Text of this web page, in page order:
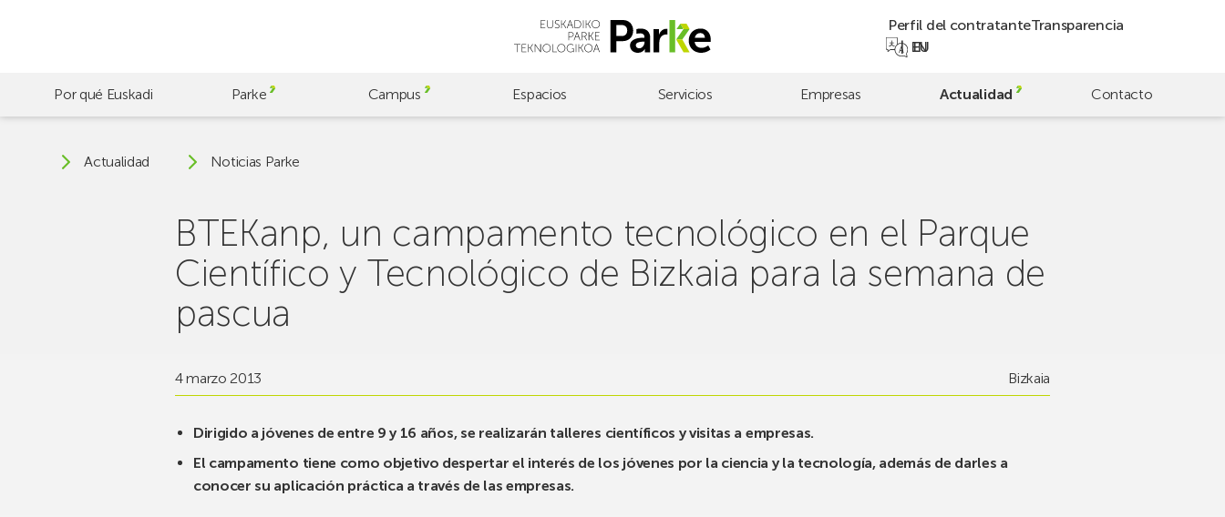
Perfil del contratanteTransparencia
EU
EN
Por qué Euskadi Parke Campus Espacios Servicios Empresas Actualidad Contacto
Actualidad Noticias Parke
BTEKanp, un campamento tecnológico en el Parque
Científico y Tecnológico de Bizkaia para la semana de
pascua
4 marzo 2013 Bizkaia
Dirigido a jóvenes de entre 9 y 16 años, se realizarán talleres científicos y visitas a empresas.
El campamento tiene como objetivo despertar el interés de los jóvenes por la ciencia y la tecnología, además de darles a
conocer su aplicación práctica a través de las empresas.